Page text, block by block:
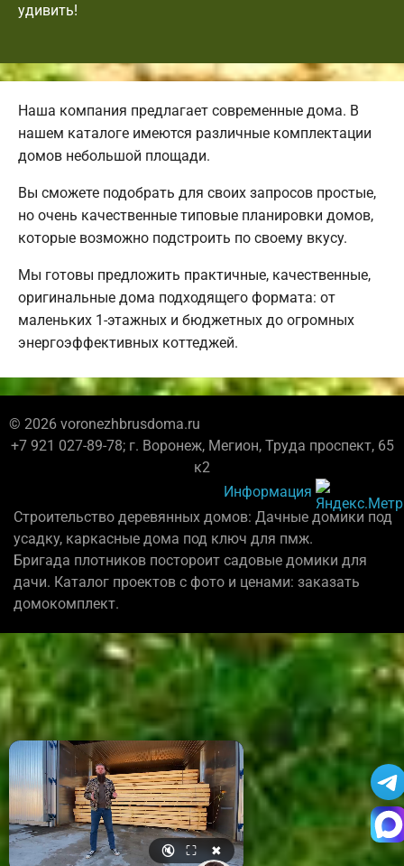
удивить!
Наша компания предлагает современные дома. В
нашем каталоге имеются различные комплектации
домов небольшой площади.
Вы сможете подобрать для своих запросов простые,
но очень качественные типовые планировки домов,
которые возможно подстроить по своему вкусу.
Мы готовы предложить практичные, качественные,
оригинальные дома подходящего формата: от
маленьких 1-этажных и бюджетных до огромных
энергоэффективных коттеджей.
© 2026 voronezhbrusdoma.ru
+7 921 027-89-78; г. Воронеж, Мегион, Труда проспект, 65
к2
Информация
Строительство деревянных домов: Дачные домики под
усадку, каркасные дома под ключ для пмж.
Бригада плотников постороит садовые домики для
дачи. Каталог проектов с фото и ценами: заказать
домокомплект.
🔇 ⛶ ✖